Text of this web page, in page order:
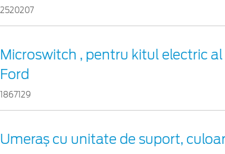
2520207
Microswitch , pentru kitul electric
Ford
1867129
Umeraș cu unitate de suport,